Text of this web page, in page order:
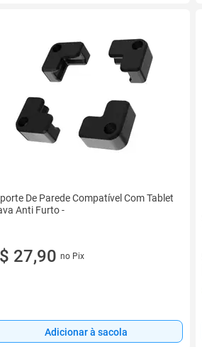
De Parede Compatível Com Tablet
Anti Furto -
27,90 no Pix
Adicionar à sacola